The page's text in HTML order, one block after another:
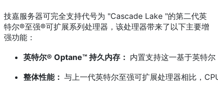
技嘉服务器可完全支持代号为 "Cascade Lake "的第二代英
特尔®至强®可扩展系列处理器，该处理器带来了以下主要增
强功能：
英特尔® Optane™ 持久内存： 内置支持这一基于英特
整体性能： 与上一代英特尔至强可扩展处理器相比，